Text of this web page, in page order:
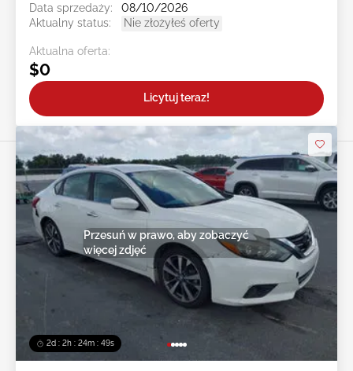
Data sprzedaży:
08/10/2026
Aktualny status:
Nie złożyłeś oferty
Aktualna oferta:
$0
Licytuj teraz!
2d : 2h : 24m : 47s
Przesuń w prawo, aby zobaczyć
więcej zdjęć